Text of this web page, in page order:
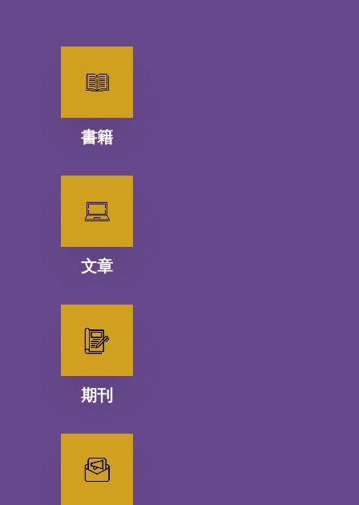
書籍
文章
期刊